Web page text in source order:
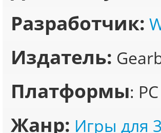
Разработчик:
Издатель:
Платформы: PC
Жанр: Игры для